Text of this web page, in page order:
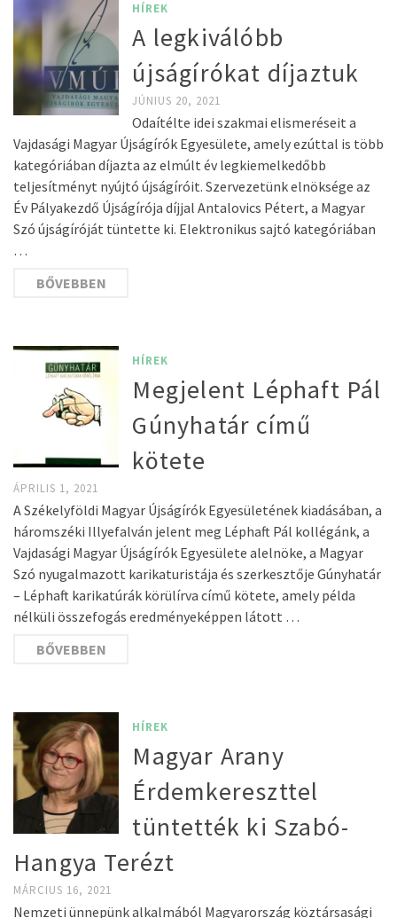
HÍREK
A legkiválóbb
újságírókat díjaztuk
JÚNIUS 20, 2021
Odaítélte idei szakmai elismeréseit a
Vajdasági Magyar Újságírók Egyesülete, amely ezúttal is több
kategóriában díjazta az elmúlt év legkiemelkedőbb
teljesítményt nyújtó újságíróit. Szervezetünk elnöksége az
Év Pályakezdő Újságírója díjjal Antalovics Pétert, a Magyar
Szó újságíróját tüntette ki. Elektronikus sajtó kategóriában
…
BŐVEBBEN
HÍREK
Megjelent Léphaft Pál
Gúnyhatár című
kötete
ÁPRILIS 1, 2021
A Székelyföldi Magyar Újságírók Egyesületének kiadásában, a
háromszéki Illyefalván jelent meg Léphaft Pál kollégánk, a
Vajdasági Magyar Újságírók Egyesülete alelnöke, a Magyar
Szó nyugalmazott karikaturistája és szerkesztője Gúnyhatár
– Léphaft karikatúrák körülírva című kötete, amely példa
nélküli összefogás eredményeképpen látott …
BŐVEBBEN
HÍREK
Magyar Arany
Érdemkereszttel
tüntették ki Szabó-
Hangya Terézt
MÁRCIUS 16, 2021
Nemzeti ünnepünk alkalmából Magyarország köztársasági